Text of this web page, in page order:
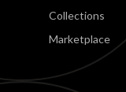
Collections
Marketplace